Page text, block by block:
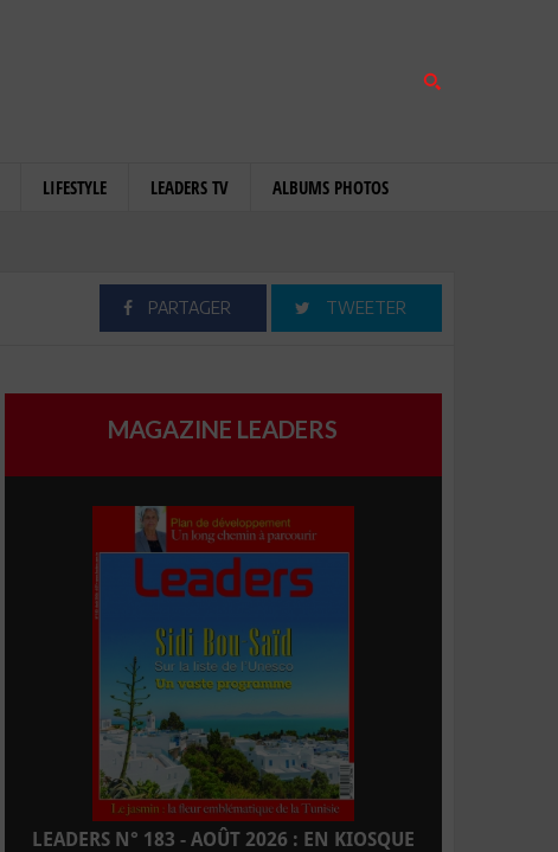
LIFESTYLE LEADERS TV ALBUMS PHOTOS
PARTAGER TWEETER
MAGAZINE LEADERS
LEADERS N° 183 - AOÛT 2026 : EN KIOSQUE